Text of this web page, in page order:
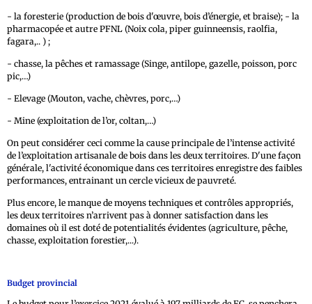
- la foresterie (production de bois d'œuvre, bois d’énergie, et braise); - la
pharmacopée et autre PFNL (Noix cola, piper guinneensis, raolfia,
fagara,.. ) ;
- chasse, la pêches et ramassage (Singe, antilope, gazelle, poisson, porc
pic,…)
- Elevage (Mouton, vache, chèvres, porc,…)
- Mine (exploitation de l’or, coltan,…)
On peut considérer ceci comme la cause principale de l’intense activité
de l’exploitation artisanale de bois dans les deux territoires. D'une façon
générale, l'activité économique dans ces territoires enregistre des faibles
performances, entrainant un cercle vicieux de pauvreté.
Plus encore, le manque de moyens techniques et contrôles appropriés,
les deux territoires n’arrivent pas à donner satisfaction dans les
domaines où il est doté de potentialités évidentes (agriculture, pêche,
chasse, exploitation forestier,...).
Budget provincial